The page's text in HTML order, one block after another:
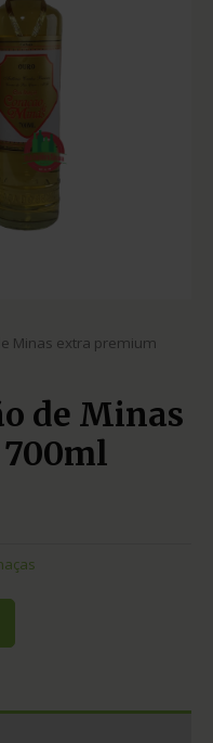
Minas extra premium
de Minas